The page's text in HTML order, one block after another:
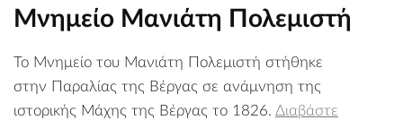
Μνημείο Μανιάτη Πολεμιστή
Το Μνημείο του Μανιάτη Πολεμιστή στήθηκε
στην Παραλίας της Βέργας σε ανάμνηση της
ιστορικής Μάχης της Βέργας το 1826. Διαβάστε